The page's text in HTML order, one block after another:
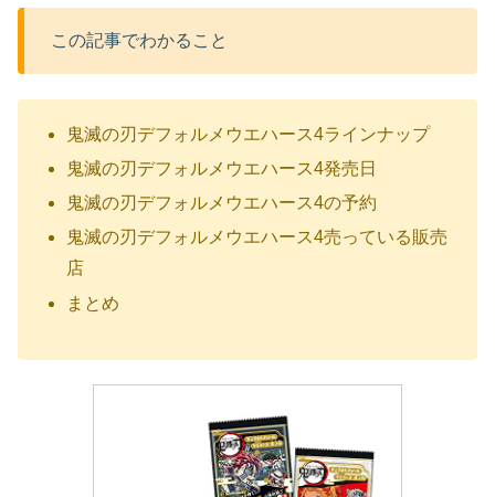
この記事でわかること
鬼滅の刃デフォルメウエハース4ラインナップ
鬼滅の刃デフォルメウエハース4発売日
鬼滅の刃デフォルメウエハース4の予約
鬼滅の刃デフォルメウエハース4売っている販売
店
まとめ